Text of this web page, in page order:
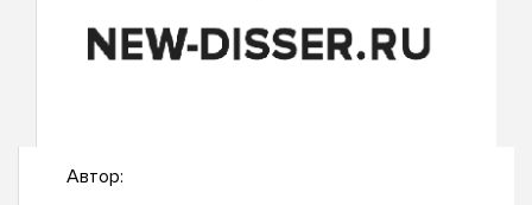
Автор: